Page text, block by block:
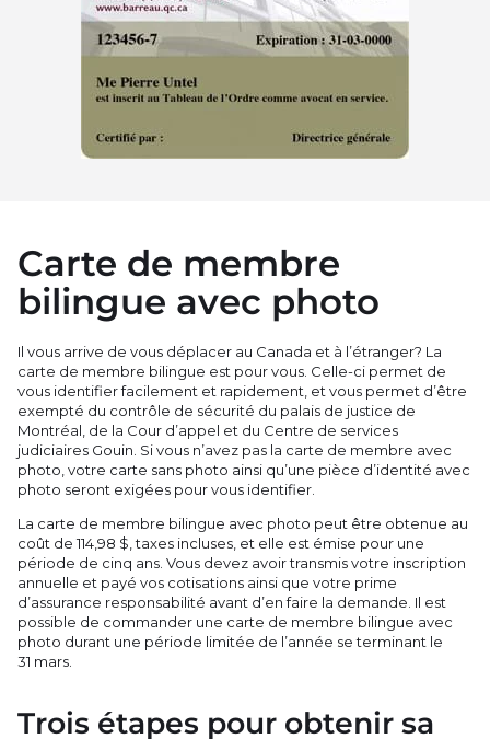
Carte de membre
bilingue avec photo
Il vous arrive de vous déplacer au Canada et à l’étranger? La
carte de membre bilingue est pour vous. Celle-ci permet de
vous identifier facilement et rapidement, et vous permet d’être
exempté du contrôle de sécurité du palais de justice de
Montréal, de la Cour d’appel et du Centre de services
judiciaires Gouin. Si vous n’avez pas la carte de membre avec
photo, votre carte sans photo ainsi qu’une pièce d’identité avec
photo seront exigées pour vous identifier.
La carte de membre bilingue avec photo peut être obtenue au
coût de 114,98 $, taxes incluses, et elle est émise pour une
période de cinq ans. Vous devez avoir transmis votre inscription
annuelle et payé vos cotisations ainsi que votre prime
d’assurance responsabilité avant d’en faire la demande. Il est
possible de commander une carte de membre bilingue avec
photo durant une période limitée de l’année se terminant le
31 mars.
Trois étapes pour obtenir sa